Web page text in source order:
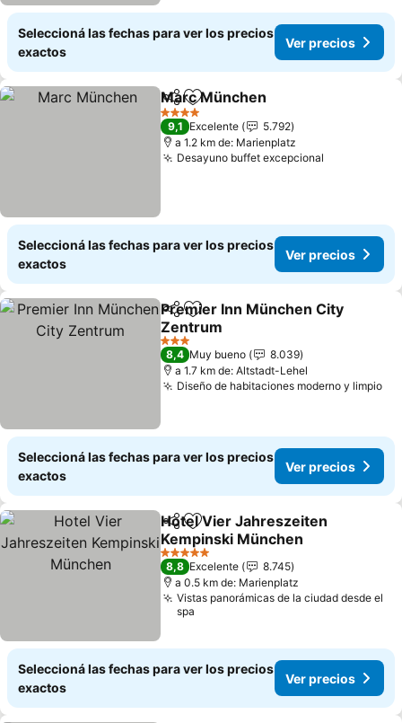
Seleccioná las fechas para ver los precios
exactos
Ver precios
CompartirAñadir a favoritos
Marc München
4 Estrellas
9,1 Excelente
5.792
a 1.2 km de: Marienplatz
Desayuno buffet excepcional
Seleccioná las fechas para ver los precios
exactos
Ver precios
CompartirAñadir a favoritos
Premier Inn München City
Zentrum
3 Estrellas
8,4 Muy bueno
8.039
a 1.7 km de: Altstadt-Lehel
Diseño de habitaciones moderno y limpio
Seleccioná las fechas para ver los precios
exactos
Ver precios
CompartirAñadir a favoritos
Hotel Vier Jahreszeiten
Kempinski München
5 Estrellas
8,8 Excelente
8.745
a 0.5 km de: Marienplatz
Vistas panorámicas de la ciudad desde el
spa
Seleccioná las fechas para ver los precios
exactos
Ver precios